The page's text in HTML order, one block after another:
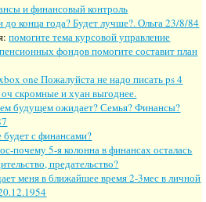
и финансовый контроль
до конца года? Будет лучше?. Ольга 23/8/84
помогите тема курсовой управление
фондов помогите составит план
one Пожалуйста не надо писать ps 4
скромные и хуан выгоднее.
будущем ожидает? Семья? Финансы?
будет с финансами?
почему 5-я колонна в финансах осталась
предательство?
меня в ближайшее время 2-3мес в личной